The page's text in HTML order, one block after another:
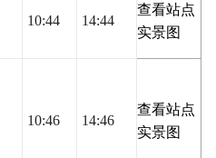
10:44 14:44
查看站点
实景图
10:46 14:46
查看站点
实景图